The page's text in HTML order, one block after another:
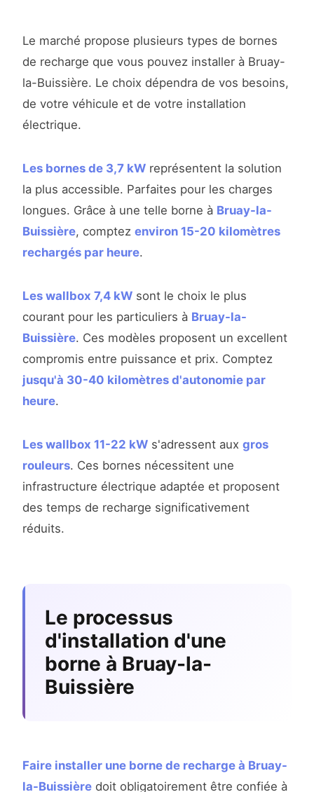
Le marché propose plusieurs types de bornes
de recharge que vous pouvez installer à Bruay-
la-Buissière. Le choix dépendra de vos besoins,
de votre véhicule et de votre installation
électrique.
Les bornes de 3,7 kW représentent la solution
la plus accessible. Parfaites pour les charges
longues. Grâce à une telle borne à Bruay-la-
Buissière, comptez environ 15-20 kilomètres
rechargés par heure.
Les wallbox 7,4 kW sont le choix le plus
courant pour les particuliers à Bruay-la-
Buissière. Ces modèles proposent un excellent
compromis entre puissance et prix. Comptez
jusqu'à 30-40 kilomètres d'autonomie par
heure.
Les wallbox 11-22 kW s'adressent aux gros
rouleurs. Ces bornes nécessitent une
infrastructure électrique adaptée et proposent
des temps de recharge significativement
réduits.
Le processus
d'installation d'une
borne à Bruay-la-
Buissière
Faire installer une borne de recharge à Bruay-
la-Buissière doit obligatoirement être confiée à